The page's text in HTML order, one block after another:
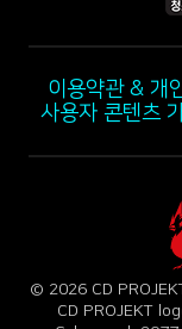
이용약관 & 개
사용자 콘텐츠
© 2026 CD
CD PROJEKT